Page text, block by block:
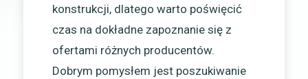
konstrukcji, dlatego warto poświęcić
czas na dokładne zapoznanie się z
ofertami różnych producentów.
Dobrym pomysłem jest poszukiwanie